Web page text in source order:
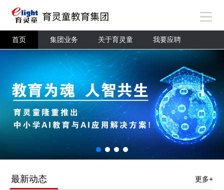
首页 集团业务 关于育灵童 我要应聘
最新动态 更多+